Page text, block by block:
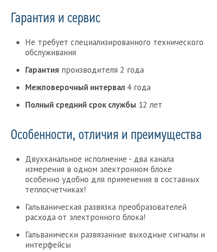
Гарантия и сервис
Не требует специализированного технического
обслуживания
Гарантия производителя 2 года
Межповерочный интервал 4 года
Полный средний срок службы 12 лет
Особенности, отличия и преимущества
Двухканальное исполнение - два канала
измерения в одном электронном блоке
особенно удобно для применения в составных
теплосчетчиках!
Гальваническая развязка преобразователей
расхода от электронного блока!
Гальванически развязанные выходные сигналы и
интерфейсы